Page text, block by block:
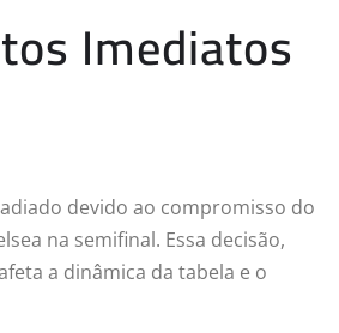
Imediatos
devido ao compromisso do
na semifinal. Essa decisão,
a dinâmica da tabela e o